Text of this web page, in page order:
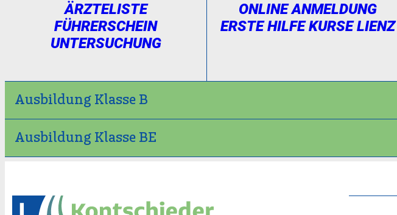
ÄRZTELISTE
FÜHRERSCHEIN
UNTERSUCHUNG
ONLINE ANMELDUNG
ERSTE HILFE KURSE LIENZ
Ausbildung Klasse B
Ausbildung Klasse BE